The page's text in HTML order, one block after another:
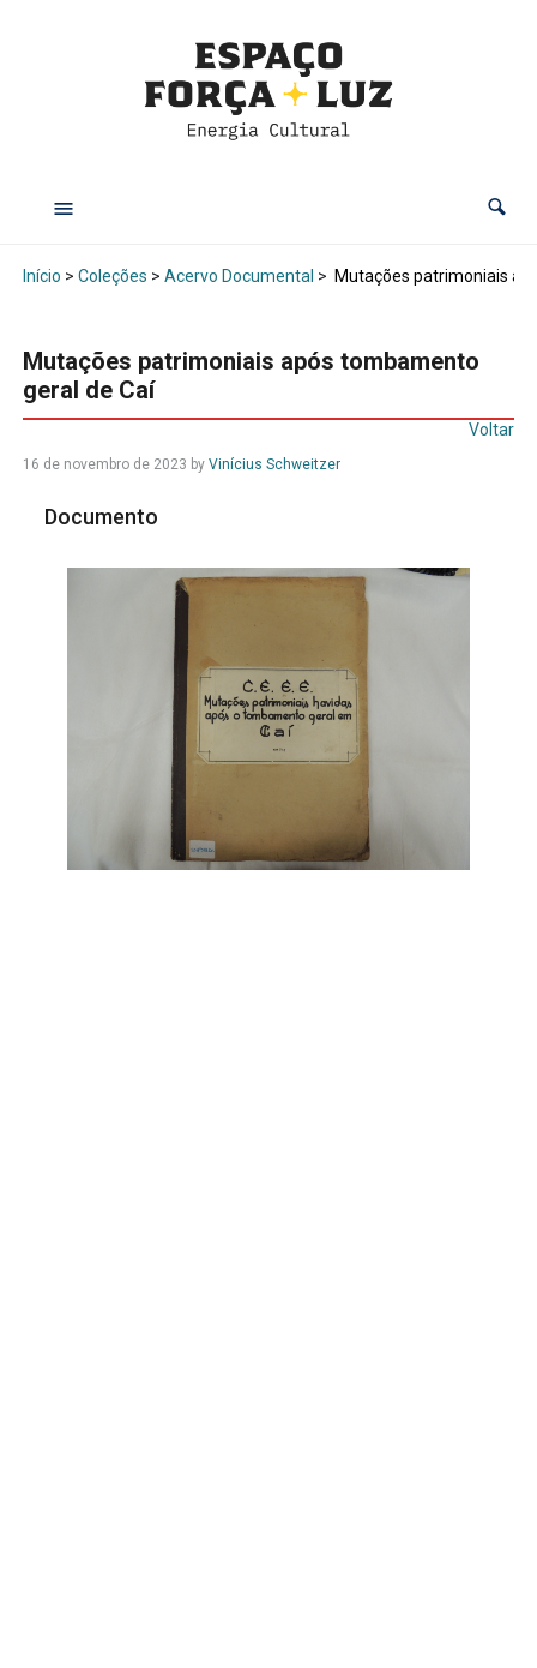
Início > Coleções > Acervo Documental > Mutações patrimoniais
Mutações patrimoniais após tombamento
geral de Caí
Voltar
16 de novembro de 2023 by Vinícius Schweitzer
Documento